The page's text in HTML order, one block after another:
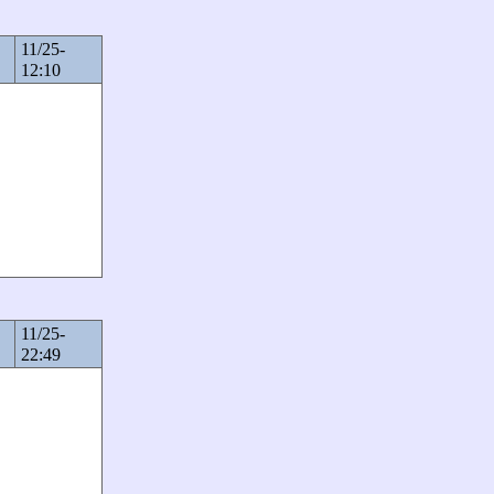
11/25-
12:10
11/25-
22:49